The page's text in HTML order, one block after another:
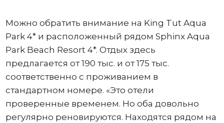
Можно обратить внимание на King Tut Aqua
Park 4* и расположенный рядом Sphinx Aqua
Park Beach Resort 4*. Отдых здесь
предлагается от 190 тыс. и от 175 тыс.
соответственно с проживанием в
стандартном номере. «Это отели
проверенные временем. Но оба довольно
регулярно реновируются. Находятся рядом на